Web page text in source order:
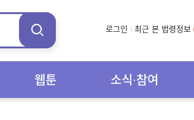
로그인 최근 본 법령정보
웹툰 소식∙참여